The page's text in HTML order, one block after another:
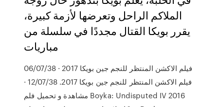
الملاكم الراحل وتعرضها لأزمة كبيرة،
يقرر بويكا القتال مجددًا في سلسلة من
مباريات
06/07/38 · فيلم الاكشن المنتظر للنجم جين بويكا 2017
فيلم الاكشن المنتظر للنجم جين بويكا 2017. 12/07/38 ·
مشاهدة و تحميل فلم Boyka: Undisputed IV 2016